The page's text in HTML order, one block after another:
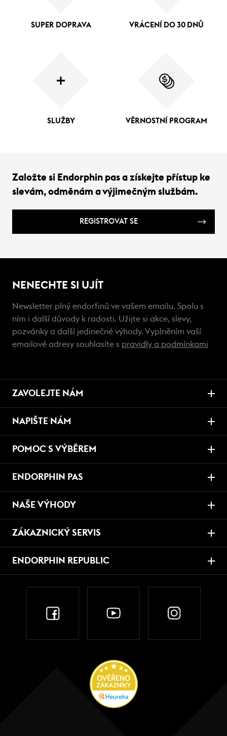
SUPER DOPRAVA VRÁCENÍ DO 30 DNŮ
SLUŽBY VĚRNOSTNÍ PROGRAM
Založte si Endorphin pas a získejte přístup ke
slevám, odměnám a výjimečným službám.
REGISTROVAT SE
NENECHTE SI UJÍT
Newsletter plný endorfinů ve vašem emailu. Spolu s
ním i další důvody k radosti. Užijte si akce, slevy,
pozvánky a další jedinečné výhody. Vyplněním vaší
emailové adresy souhlasíte s pravidly a podmínkami
ZAVOLEJTE NÁM
NAPIŠTE NÁM
POMOC S VÝBĚREM
ENDORPHIN PAS
NAŠE VÝHODY
ZÁKAZNICKÝ SERVIS
ENDORPHIN REPUBLIC